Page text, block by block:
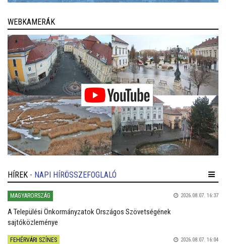
WEBKAMERÁK
HÍREK - NAPI HÍRÖSSZEFOGLALÓ
MAGYARORSZÁG 2026.08.07. 16:37
A Települési Önkormányzatok Országos Szövetségének
sajtóközleménye
FEHÉRVÁRI SZÍNES 2026.08.07. 16:04